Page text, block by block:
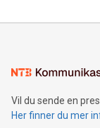
Vil du sende en
Her finner du mer